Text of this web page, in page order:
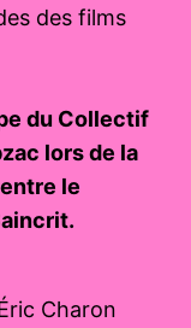
des films
du Collectif
lors de la
entre le
Charon